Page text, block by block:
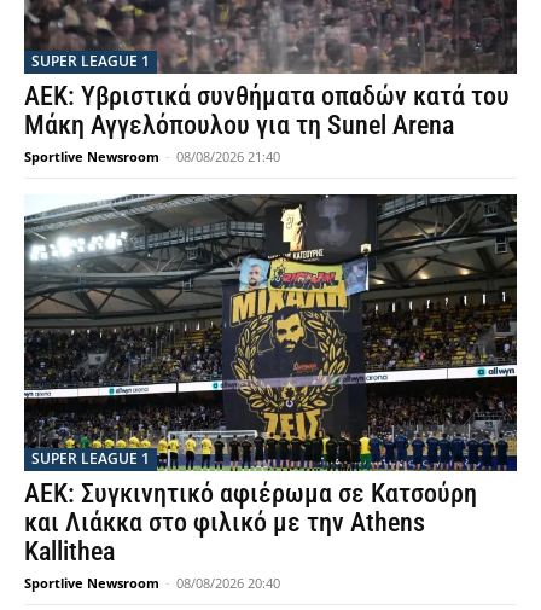
SUPER LEAGUE 1
ΑΕΚ: Υβριστικά συνθήματα οπαδών κατά του
Μάκη Αγγελόπουλου για τη Sunel Arena
Sportlive Newsroom - 08/08/2026 21:40
SUPER LEAGUE 1
ΑΕΚ: Συγκινητικό αφιέρωμα σε Κατσούρη
και Λιάκκα στο φιλικό με την Athens
Kallithea
Sportlive Newsroom - 08/08/2026 20:40